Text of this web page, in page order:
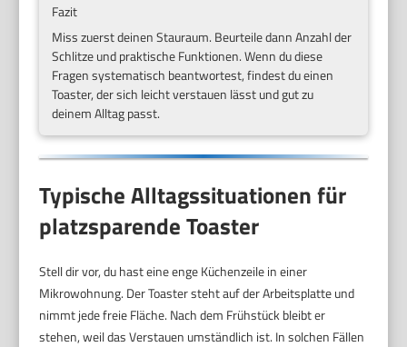
Fazit
Miss zuerst deinen Stauraum. Beurteile dann Anzahl der
Schlitze und praktische Funktionen. Wenn du diese
Fragen systematisch beantwortest, findest du einen
Toaster, der sich leicht verstauen lässt und gut zu
deinem Alltag passt.
Typische Alltagssituationen für
platzsparende Toaster
Stell dir vor, du hast eine enge Küchenzeile in einer
Mikrowohnung. Der Toaster steht auf der Arbeitsplatte und
nimmt jede freie Fläche. Nach dem Frühstück bleibt er
stehen, weil das Verstauen umständlich ist. In solchen Fällen